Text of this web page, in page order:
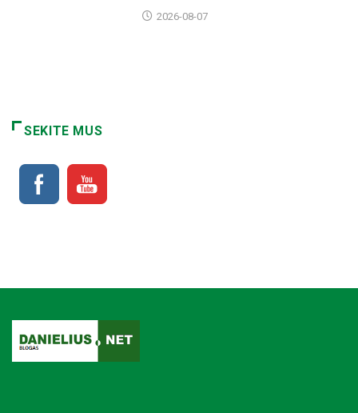
2026-08-07
SEKITE MUS